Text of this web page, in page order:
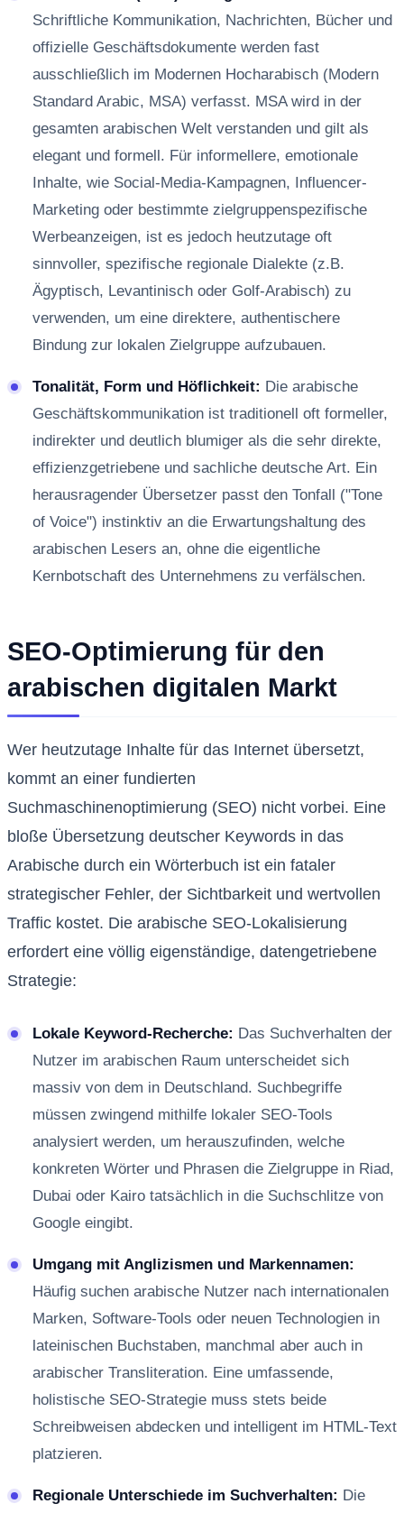
Schriftliche Kommunikation, Nachrichten, Bücher und
offizielle Geschäftsdokumente werden fast
ausschließlich im Modernen Hocharabisch (Modern
Standard Arabic, MSA) verfasst. MSA wird in der
gesamten arabischen Welt verstanden und gilt als
elegant und formell. Für informellere, emotionale
Inhalte, wie Social-Media-Kampagnen, Influencer-
Marketing oder bestimmte zielgruppenspezifische
Werbeanzeigen, ist es jedoch heutzutage oft
sinnvoller, spezifische regionale Dialekte (z.B.
Ägyptisch, Levantinisch oder Golf-Arabisch) zu
verwenden, um eine direktere, authentischere
Bindung zur lokalen Zielgruppe aufzubauen.
Tonalität, Form und Höflichkeit: Die arabische
Geschäftskommunikation ist traditionell oft formeller,
indirekter und deutlich blumiger als die sehr direkte,
effizienzgetriebene und sachliche deutsche Art. Ein
herausragender Übersetzer passt den Tonfall ("Tone
of Voice") instinktiv an die Erwartungshaltung des
arabischen Lesers an, ohne die eigentliche
Kernbotschaft des Unternehmens zu verfälschen.
SEO-Optimierung für den
arabischen digitalen Markt
Wer heutzutage Inhalte für das Internet übersetzt,
kommt an einer fundierten
Suchmaschinenoptimierung (SEO) nicht vorbei. Eine
bloße Übersetzung deutscher Keywords in das
Arabische durch ein Wörterbuch ist ein fataler
strategischer Fehler, der Sichtbarkeit und wertvollen
Traffic kostet. Die arabische SEO-Lokalisierung
erfordert eine völlig eigenständige, datengetriebene
Strategie:
Lokale Keyword-Recherche: Das Suchverhalten der
Nutzer im arabischen Raum unterscheidet sich
massiv von dem in Deutschland. Suchbegriffe
müssen zwingend mithilfe lokaler SEO-Tools
analysiert werden, um herauszufinden, welche
konkreten Wörter und Phrasen die Zielgruppe in Riad,
Dubai oder Kairo tatsächlich in die Suchschlitze von
Google eingibt.
Umgang mit Anglizismen und Markennamen:
Häufig suchen arabische Nutzer nach internationalen
Marken, Software-Tools oder neuen Technologien in
lateinischen Buchstaben, manchmal aber auch in
arabischer Transliteration. Eine umfassende,
holistische SEO-Strategie muss stets beide
Schreibweisen abdecken und intelligent im HTML-Text
platzieren.
Regionale Unterschiede im Suchverhalten: Die